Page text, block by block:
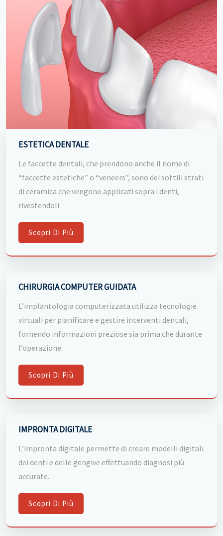
ESTETICA DENTALE
Le faccette dentali, che prendono anche il nome di
“faccette estetiche” o “veneers”, sono dei sottili strati
di ceramica che vengono applicati sopra i denti,
rivestendoli
Scopri Di Più
CHIRURGIA COMPUTER GUIDATA
L’implantologia computerizzata utilizza tecnologie
virtuali per pianificare e gestire interventi dentali,
fornendo informazioni preziose sia prima che durante
l’operazione.
Scopri Di Più
IMPRONTA DIGITALE
L’impronta digitale permette di creare modelli digitali
dei denti e delle gengive effettuando diagnosi più
accurate.
Scopri Di Più